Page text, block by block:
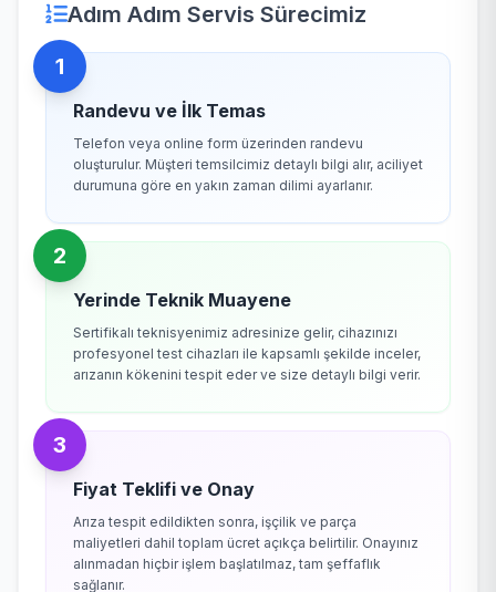
Adım Adım Servis Sürecimiz
1
Randevu ve İlk Temas
Telefon veya online form üzerinden randevu
oluşturulur. Müşteri temsilcimiz detaylı bilgi alır, aciliyet
durumuna göre en yakın zaman dilimi ayarlanır.
2
Yerinde Teknik Muayene
Sertifikalı teknisyenimiz adresinize gelir, cihazınızı
profesyonel test cihazları ile kapsamlı şekilde inceler,
arızanın kökenini tespit eder ve size detaylı bilgi verir.
3
Fiyat Teklifi ve Onay
Arıza tespit edildikten sonra, işçilik ve parça
maliyetleri dahil toplam ücret açıkça belirtilir. Onayınız
alınmadan hiçbir işlem başlatılmaz, tam şeffaflık
sağlanır.